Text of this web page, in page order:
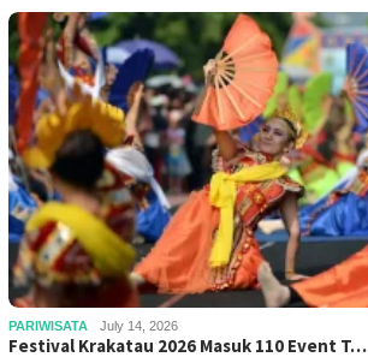
PARIWISATA July 14, 2026
Festival Krakatau 2026 Masuk 110 Event T…